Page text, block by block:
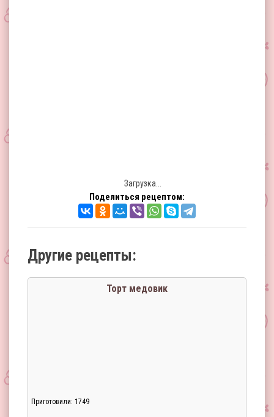
Загрузка...
Поделиться рецептом:
Другие рецепты:
Торт медовик
Приготовили: 1749